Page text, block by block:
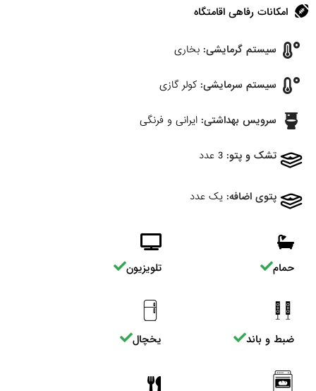
امکانات رفاهی اقامتگاه
سیستم گرمایشی: بخاری
سیستم سرمایشی: کولر گازی
سرویس بهداشتی: ایرانی و فرنگی
تشک و پتو: 3 عدد
پتوی اضافه: یک عدد
حمام تلویزیون
ضبط و باند یخچال